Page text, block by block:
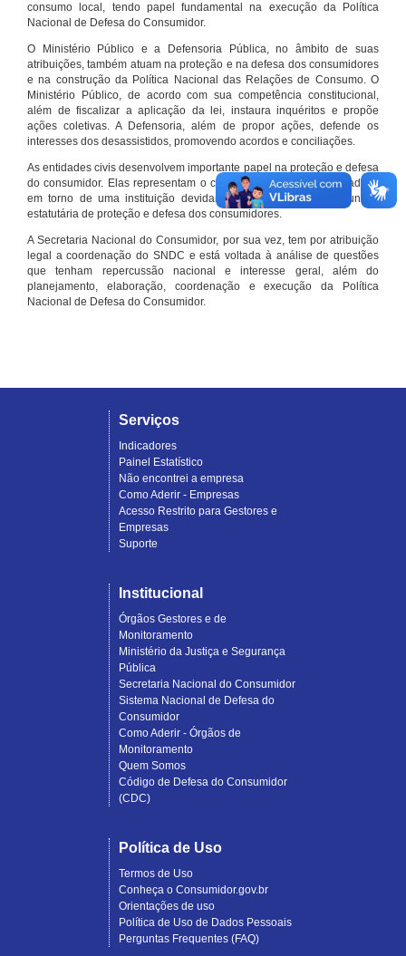
consumo local, tendo papel fundamental na execução da Política
Nacional de Defesa do Consumidor.
O Ministério Público e a Defensoria Pública, no âmbito de suas
atribuições, também atuam na proteção e na defesa dos consumidores
e na construção da Política Nacional das Relações de Consumo. O
Ministério Público, de acordo com sua competência constitucional,
além de fiscalizar a aplicação da lei, instaura inquéritos e propõe
ações coletivas. A Defensoria, além de propor ações, defende os
interesses dos desassistidos, promovendo acordos e conciliações.
As entidades civis desenvolvem importante papel na proteção e defesa
do consumidor. Elas representam o conjunto organizado de cidadãos
em torno de uma instituição devidamente registrada e com função
estatutária de proteção e defesa dos consumidores.
A Secretaria Nacional do Consumidor, por sua vez, tem por atribuição
legal a coordenação do SNDC e está voltada à análise de questões
que tenham repercussão nacional e interesse geral, além do
planejamento, elaboração, coordenação e execução da Política
Nacional de Defesa do Consumidor.
Serviços
Indicadores
Painel Estatístico
Não encontrei a empresa
Como Aderir - Empresas
Acesso Restrito para Gestores e
Empresas
Suporte
Institucional
Órgãos Gestores e de
Monitoramento
Ministério da Justiça e Segurança
Pública
Secretaria Nacional do Consumidor
Sistema Nacional de Defesa do
Consumidor
Como Aderir - Órgãos de
Monitoramento
Quem Somos
Código de Defesa do Consumidor
(CDC)
Política de Uso
Termos de Uso
Conheça o Consumidor.gov.br
Orientações de uso
Política de Uso de Dados Pessoais
Perguntas Frequentes (FAQ)